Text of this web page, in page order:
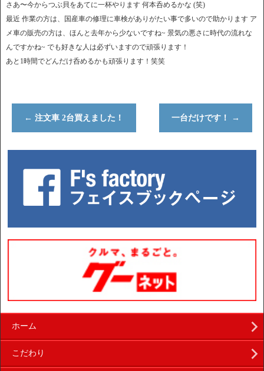
さあ〜今からつぶ貝をあてに一杯やります 何本呑めるかな (笑)
最近 作業の方は、国産車の修理に車検がありがたい事で多いので助かります ア
メ車の販売の方は、ほんと去年から少ないですね~ 景気の悪さに時代の流れな
んですかね~ でも好きな人は必ずいますので頑張ります！
あと1時間でどんだけ呑めるかも頑張ります！笑笑
← 注文車 2台買えました！ 一台だけです！ →
ホーム
こだわり